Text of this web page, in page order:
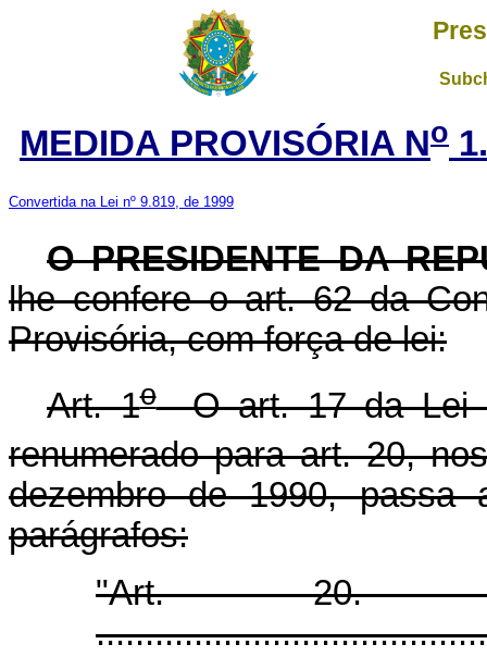
MEDIDA PROVISÓRIA No
Convertida na Lei nº 9.819, de 1999
O PRESIDENTE DA
lhe confere o art. 62 da
Provisória, com força de lei:
Art. 1oO art. 17 da Lei
renumerado para art. 20,
dezembro de 1990, passa
parágrafos: